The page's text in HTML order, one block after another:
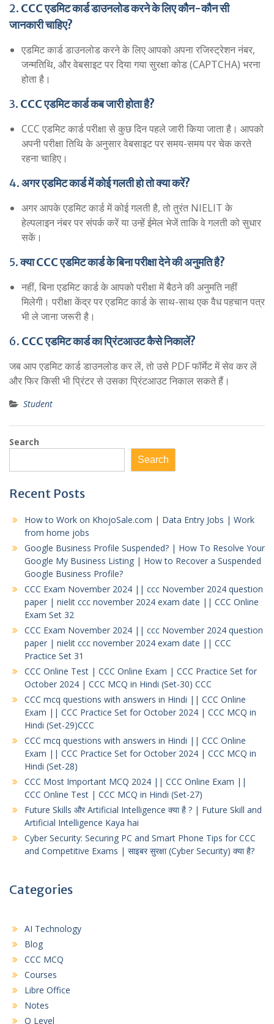
2. CCC एडमिट कार्ड डाउनलोड करने के लिए कौन-कौन सी
जानकारी चाहिए?
एडमिट कार्ड डाउनलोड करने के लिए आपको अपना रजिस्ट्रेशन नंबर,
जन्मतिथि, और वेबसाइट पर दिया गया सुरक्षा कोड (CAPTCHA) भरना
होता है।
3. CCC एडमिट कार्ड कब जारी होता है?
CCC एडमिट कार्ड परीक्षा से कुछ दिन पहले जारी किया जाता है। आपको
अपनी परीक्षा तिथि के अनुसार वेबसाइट पर समय-समय पर चेक करते
रहना चाहिए।
4.अगर एडमिट कार्ड में कोई गलती हो तो क्या करें?
अगर आपके एडमिट कार्ड में कोई गलती है, तो तुरंत NIELIT के
हेल्पलाइन नंबर पर संपर्क करें या उन्हें ईमेल भेजें ताकि वे गलती को सुधार
सकें।
5.क्या CCC एडमिट कार्ड के बिना परीक्षा देने की अनुमति है?
नहीं, बिना एडमिट कार्ड के आपको परीक्षा में बैठने की अनुमति नहीं
मिलेगी। परीक्षा केंद्र पर एडमिट कार्ड के साथ-साथ एक वैध पहचान पत्र
भी ले जाना जरूरी है।
6. CCC एडमिट कार्ड का प्रिंटआउट कैसे निकालें?
जब आप एडमिट कार्ड डाउनलोड कर लें, तो उसे PDF फॉर्मेट में सेव कर लें
और फिर किसी भी प्रिंटर से उसका प्रिंटआउट निकाल सकते हैं।
Student
Search
Search
Recent Posts
How to Work on KhojoSale.com | Data Entry Jobs | Work
from home jobs
Google Business Profile Suspended? | How To Resolve Your
Google My Business Listing | How to Recover a Suspended
Google Business Profile?
CCC Exam November 2024 || ccc November 2024 question
paper | nielit ccc november 2024 exam date || CCC Online
Exam Set 32
CCC Exam November 2024 || ccc November 2024 question
paper | nielit ccc november 2024 exam date || CCC
Practice Set 31
CCC Online Test | CCC Online Exam | CCC Practice Set for
October 2024 | CCC MCQ in Hindi (Set-30) CCC
CCC mcq questions with answers in Hindi || CCC Online
Exam || CCC Practice Set for October 2024 | CCC MCQ in
Hindi (Set-29)CCC
CCC mcq questions with answers in Hindi || CCC Online
Exam || CCC Practice Set for October 2024 | CCC MCQ in
Hindi (Set-28)
CCC Most Important MCQ 2024 || CCC Online Exam ||
CCC Online Test | CCC MCQ in Hindi (Set-27)
Future Skills और Artificial Intelligence क्या है ? | Future Skill and
Artificial Intelligence Kaya hai
Cyber Security: Securing PC and Smart Phone Tips for CCC
and Competitive Exams | साइबर सुरक्षा (Cyber Security) क्या है?
Categories
AI Technology
Blog
CCC MCQ
Courses
Libre Office
Notes
O Level